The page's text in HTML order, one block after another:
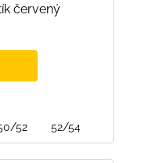
červený
52 52/54